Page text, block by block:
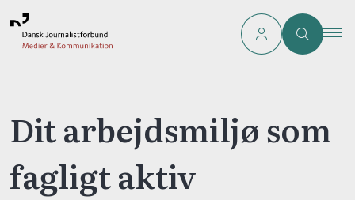
Dit arbejdsmiljø som
fagligt aktiv